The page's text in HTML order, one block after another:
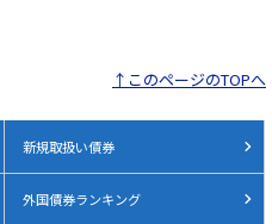
↑このページのTOPへ
新規取扱い債券
外国債券ランキング